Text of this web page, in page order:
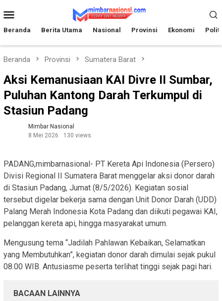
ke
Mobile
Beranda Berita Utama Nasional Provinsi Ekonomi
Beranda Provinsi Sumatera Barat
Aksi Kemanusiaan KAI Divre II Sumbar,
Puluhan Kantong Darah Terkumpul di
Stasiun Padang
Mimbar Nasional
8 Mei 2026
130 views
PADANG,mimbarnasional- PT Kereta Api Indonesia (Persero)
Divisi Regional II Sumatera Barat menggelar aksi donor darah
di Stasiun Padang, Jumat (8/5/2026). Kegiatan sosial
tersebut digelar bekerja sama dengan Unit Donor Darah (UDD)
Palang Merah Indonesia Kota Padang dan diikuti pegawai KAI,
pelanggan kereta api, hingga masyarakat umum.
Mengusung tema “Jadilah Pahlawan Kebaikan, Selamatkan
yang Membutuhkan”, kegiatan donor darah dimulai sejak pukul
08.00 WIB. Antusiasme peserta terlihat tinggi sejak pagi hari.
BACAAN LAINNYA